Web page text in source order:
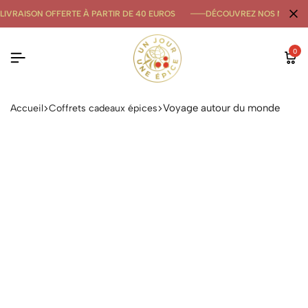
LIVRAISON OFFERTE À PARTIR DE 40 EUROS DÉCOUVREZ NOS
0
Accueil Coffrets cadeaux épices Voyage autour du monde